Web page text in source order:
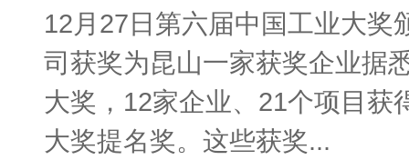
12月27日第六届中国工业大奖
司获奖为昆山一家获奖企业据
大奖，12家企业、21个项目获
大奖提名奖。这些获奖...